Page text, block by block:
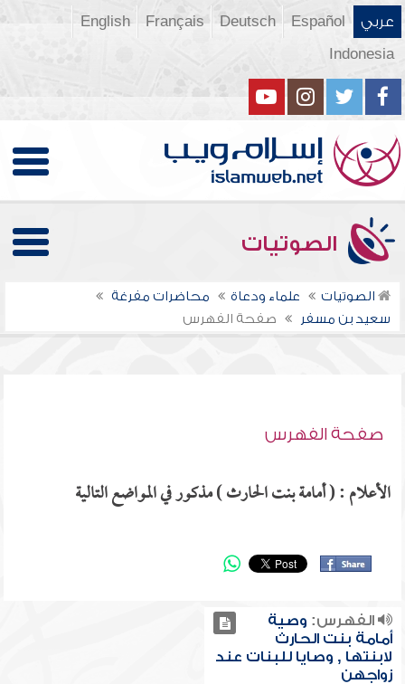
عربي Español
Deutsch
Français
English
Indonesia
الصوتيات
الصوتيات علماء ودعاة
محاضرات مفرغة
سعيد بن مسفر
صفحة الفهرس
صفحة الفهرس
الأعلام : ( أمامة بنت الحارث ) مذكور في المواضع التالية
الفهرس: وصية
أمامة بنت الحارث
لابنتها , وصايا للبنات عند
زواجهن